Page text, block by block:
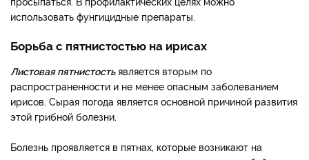
использовать фунгицидные препараты.
Борьба с пятнистостью на ирисах
Листовая пятнистостьявляется вторым по
распространенности и не менее опасным заболеванием
ирисов. Сырая погода является основной причиной развития
этой грибной болезни.
Болезнь проявляется в пятнах, которые возникают на